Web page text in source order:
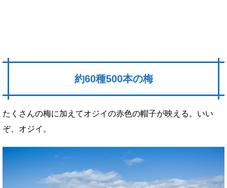
約60種500本の梅
たくさんの梅に加えてオジイの赤色の帽子が映える。いい
ぞ、オジイ。